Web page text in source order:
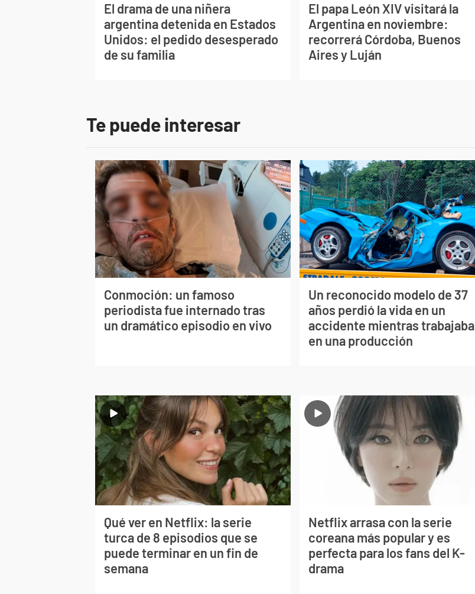
El drama de una niñera
argentina detenida en Estados
Unidos: el pedido desesperado
de su familia
El papa León XIV visitará la
Argentina en noviembre:
recorrerá Córdoba, Buenos
Aires y Luján
Te puede interesar
Conmoción: un famoso
periodista fue internado tras
un dramático episodio en vivo
Un reconocido modelo de 37
años perdió la vida en un
accidente mientras trabajaba
en una producción
Qué ver en Netflix: la serie
turca de 8 episodios que se
puede terminar en un fin de
semana
Netflix arrasa con la serie
coreana más popular y es
perfecta para los fans del K-
drama